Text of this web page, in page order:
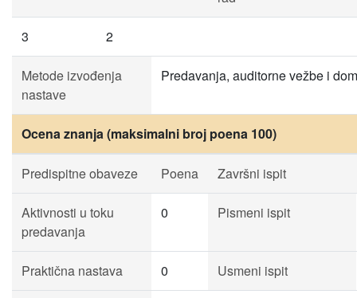
3 2
Metode izvođenja
nastave
Predavanja, auditorne vežbe i
Ocena znanja (maksimalni broj poena 100)
Predispitne obaveze Poena Završni ispit
Aktivnosti u toku
predavanja
0 Pismeni ispit
Praktična nastava 0 Usmeni ispit